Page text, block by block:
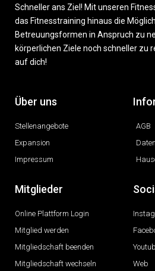
Schneller ans Ziel! Mit unseren
das Fitnesstraining hinaus die
Betreuungsformen in Anspruch zu
körperlichen Ziele noch schneller zu
auf dich!
Über uns
Stellenangebote
Expansion
Impressum
AGB
Mitglieder
Online Plattform Login
Mitglied werden
Mitgliedschaft beenden
Mitgliedschaft wechseln
Web